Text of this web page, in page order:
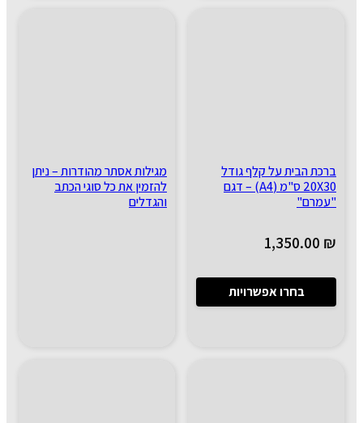
ברכת הבית על קלף גודל
20X30 ס"מ (A4) – דגם
"עמרם"
1,350.00 ₪
בחרו אפשרויות
מגילות אסתר מהודרות – ניתן
להזמין את כל סוגי הכתב
והגדלים